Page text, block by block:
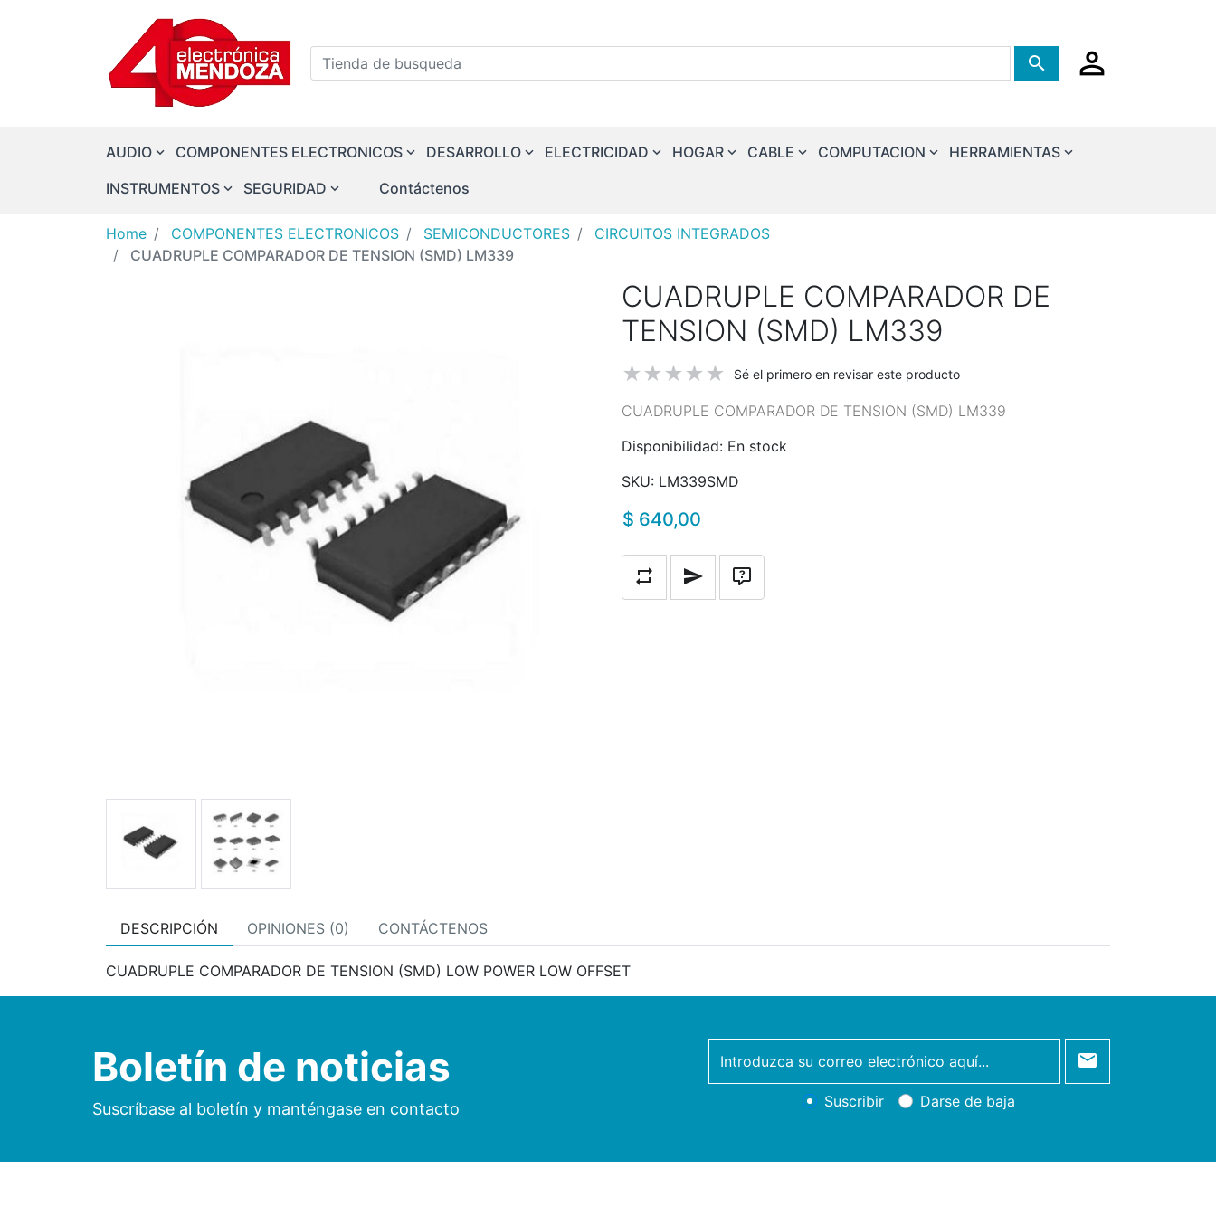
Tienda de busqueda Tienda de busqueda
AUDIO COMPONENTES ELECTRONICOS DESARROLLO ELECTRICIDAD HOGAR CABLE COMPUTACION
HERRAMIENTAS
INSTRUMENTOS
SEGURIDAD Contáctenos
Home COMPONENTES ELECTRONICOS SEMICONDUCTORES
CIRCUITOS INTEGRADOS
CUADRUPLE COMPARADOR DE TENSION (SMD) LM339
CUADRUPLE COMPARADOR DE
TENSION (SMD) LM339
Sé el primero en revisar este producto
CUADRUPLE COMPARADOR DE TENSION (SMD) LM339
Disponibilidad: En stock
SKU: LM339SMD
$ 640,00
Añadir a la lista de comparación
Escribe un correo a un amigo
Pregunta
DESCRIPCIÓN OPINIONES (0) CONTÁCTENOS
CUADRUPLE COMPARADOR DE TENSION (SMD) LOW POWER LOW OFFSET
Boletín de noticias
Suscríbase al boletín y manténgase en contacto
newsletter
Suscribir Darse de baja